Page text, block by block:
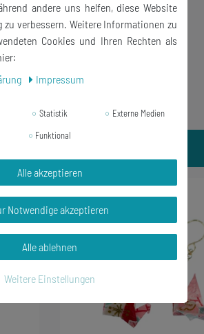
andere uns helfen, diese Website
zu verbessern. Weitere Informationen zu
Cookies und Ihren Rechten als
Impressum
Statistik
Externe Medien
Funktional
Alle akzeptieren
Notwendige akzeptieren
Alle ablehnen
Weitere Einstellungen